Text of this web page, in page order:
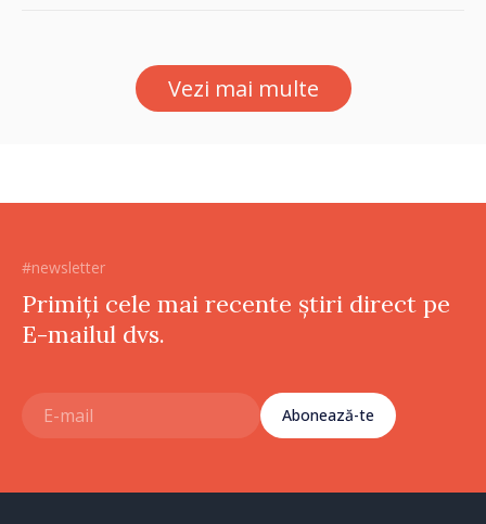
Vezi mai multe
#newsletter
Primiți cele mai recente știri direct pe
E-mailul dvs.
Abonează-te